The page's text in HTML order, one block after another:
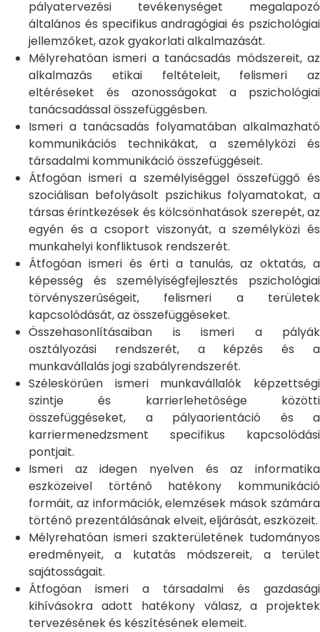
pályatervezési tevékenységet megalapozó
általános és specifikus andragógiai és pszichológiai
jellemzőket, azok gyakorlati alkalmazását.
Mélyrehatóan ismeri a tanácsadás módszereit, az
alkalmazás etikai feltételeit, felismeri az
eltéréseket és azonosságokat a pszichológiai
tanácsadással összefüggésben.
Ismeri a tanácsadás folyamatában alkalmazható
kommunikációs technikákat, a személyközi és
társadalmi kommunikáció összefüggéseit.
Átfogóan ismeri a személyiséggel összefüggő és
szociálisan befolyásolt pszichikus folyamatokat, a
társas érintkezések és kölcsönhatások szerepét, az
egyén és a csoport viszonyát, a személyközi és
munkahelyi konfliktusok rendszerét.
Átfogóan ismeri és érti a tanulás, az oktatás, a
képesség és személyiségfejlesztés pszichológiai
törvényszerűségeit, felismeri a területek
kapcsolódását, az összefüggéseket.
Összehasonlításaiban is ismeri a pályák
osztályozási rendszerét, a képzés és a
munkavállalás jogi szabályrendszerét.
Széleskörűen ismeri munkavállalók képzettségi
szintje és karrierlehetősége közötti
összefüggéseket, a pályaorientáció és a
karriermenedzsment specifikus kapcsolódási
pontjait.
Ismeri az idegen nyelven és az informatika
eszközeivel történő hatékony kommunikáció
formáit, az információk, elemzések mások számára
történő prezentálásának elveit, eljárását, eszközeit.
Mélyrehatóan ismeri szakterületének tudományos
eredményeit, a kutatás módszereit, a terület
sajátosságait.
Átfogóan ismeri a társadalmi és gazdasági
kihívásokra adott hatékony válasz, a projektek
tervezésének és készítésének elemeit.